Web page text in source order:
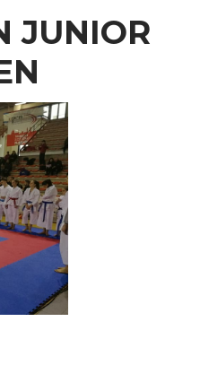
JUNIOR